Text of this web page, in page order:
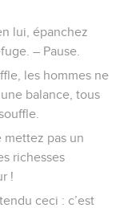
lui, épanchez
– Pause.
les hommes ne
balance, tous
mettez pas un
richesses
!
ceci : c’est